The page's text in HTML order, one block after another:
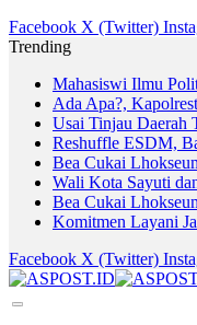
Facebook X (Twitter)
Trending
Mahasiswi Ilmu
Ada Apa?,
Usai Tinjau Daerah
Reshuffle ESDM,
Bea Cukai
Wali Kota Sayuti
Bea Cukai
Komitmen Layani
Facebook X (Twitter)